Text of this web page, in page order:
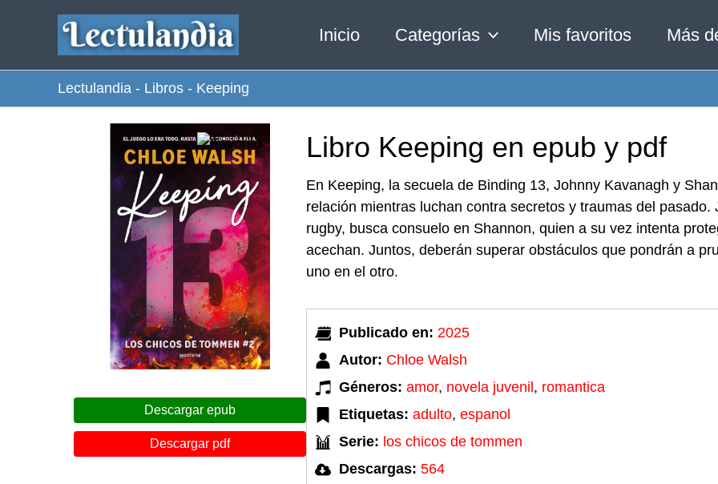
contenido
Inicio Categorías Mis favoritos Más
Lectulandia - Libros - Keeping
Descargar epub
Descargar pdf
Libro Keeping en epub y pdf
En Keeping, la secuela de Binding 13, Johnny Kavanagh y
relación mientras luchan contra secretos y traumas del pasado.
rugby, busca consuelo en Shannon, quien a su vez intenta
acechan. Juntos, deberán superar obstáculos que pondrán a
uno en el otro.
Publicado en: 2025
Autor: Chloe Walsh
Géneros: amor, novela juvenil, romantica
Etiquetas: adulto, espanol
Serie: los chicos de tommen
Descargas: 564